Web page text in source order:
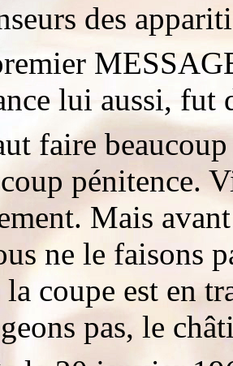
des
lui aussi, fut
faire
pénitence.
Mais
ne le faisons
la coupe est en
pas, le